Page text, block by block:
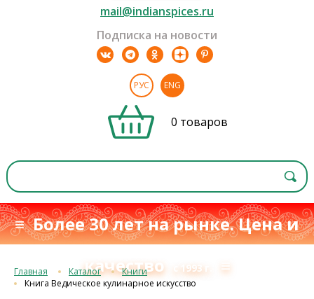
mail@indianspices.ru
Подписка на новости
РУС ENG
0 товаров
≡ Более 30 лет на рынке. Цена и
качество
с 1993 г. ≡
Главная Каталог
Книги
Книга Ведическое кулинарное искусство